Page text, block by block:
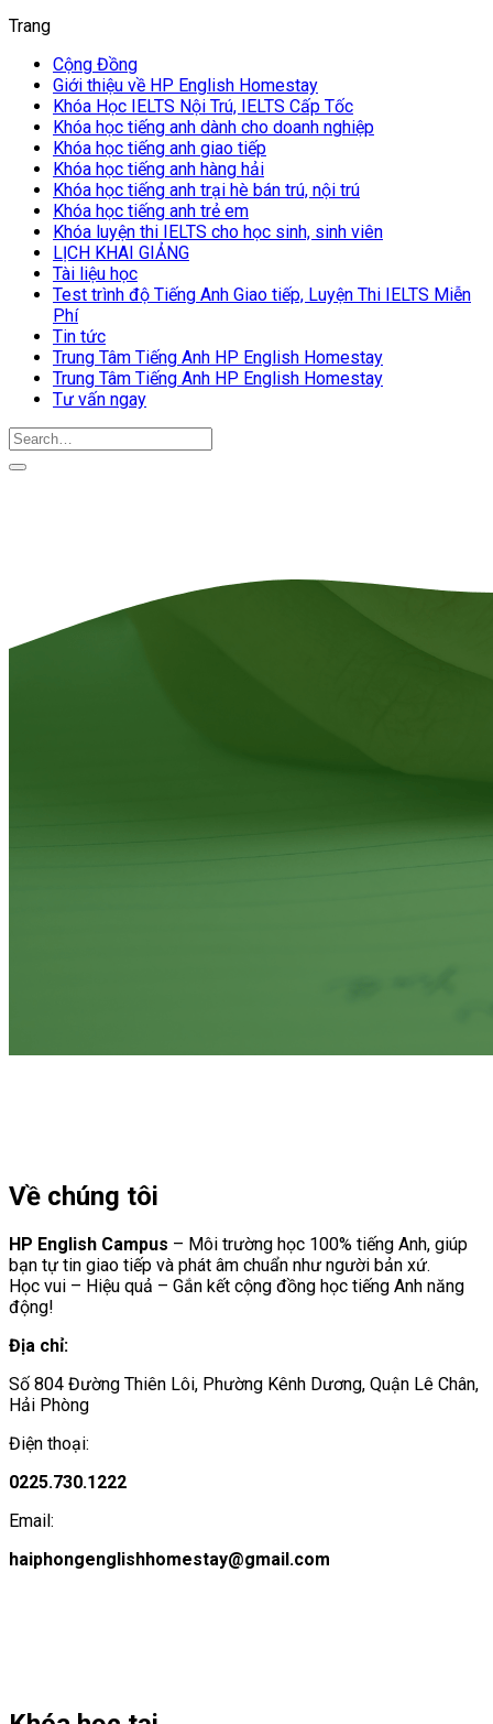
Trang
Cộng Đồng
Giới thiệu về HP English Homestay
Khóa Học IELTS Nội Trú, IELTS Cấp Tốc
Khóa học tiếng anh dành cho doanh nghiệp
Khóa học tiếng anh giao tiếp
Khóa học tiếng anh hàng hải
Khóa học tiếng anh trại hè bán trú, nội trú
Khóa học tiếng anh trẻ em
Khóa luyện thi IELTS cho học sinh, sinh viên
LỊCH KHAI GIẢNG
Tài liệu học
Test trình độ Tiếng Anh Giao tiếp, Luyện Thi IELTS Miễn
Phí
Tin tức
Trung Tâm Tiếng Anh HP English Homestay
Trung Tâm Tiếng Anh HP English Homestay
Tư vấn ngay
Về chúng tôi
HP English Campus – Môi trường học 100% tiếng Anh, giúp
bạn tự tin giao tiếp và phát âm chuẩn như người bản xứ.
Học vui – Hiệu quả – Gắn kết cộng đồng học tiếng Anh năng
động!
Địa chỉ:
Số 804 Đường Thiên Lôi, Phường Kênh Dương, Quận Lê Chân,
Hải Phòng
Điện thoại:
0225.730.1222
Email:
haiphongenglishhomestay@gmail.com